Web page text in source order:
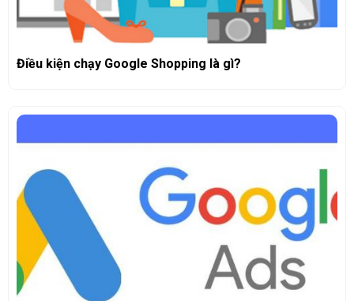
Điều kiện chạy Google Shopping là gì?